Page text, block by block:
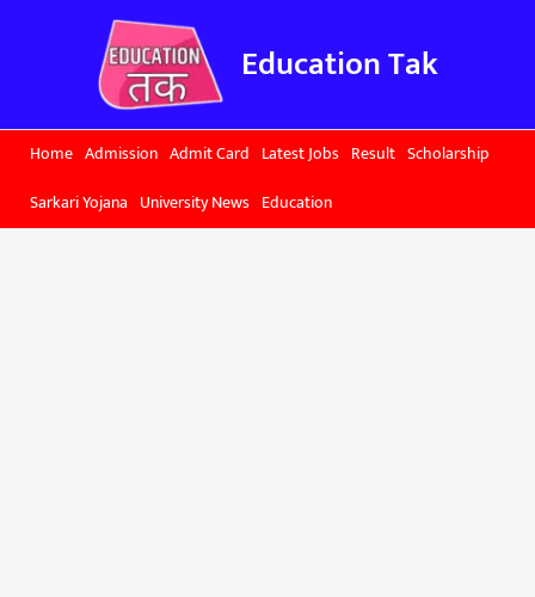
Education Tak
Home Admission Admit Card Latest Jobs Result Scholarship
Sarkari Yojana University News Education